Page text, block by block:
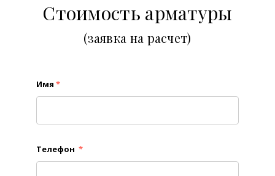
Стоимость арматуры
(заявка на расчет)
Имя *
Телефон *